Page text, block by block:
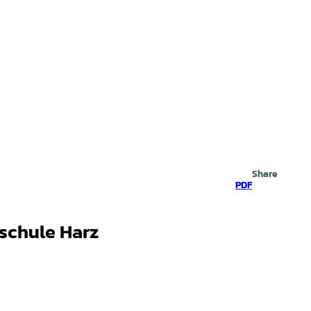
PDF
Share
Harz